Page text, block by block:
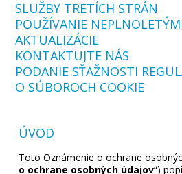
SLUŽBY TRETÍCH STRÁN
POUŽÍVANIE
AKTUALIZÁCIE
KONTAKTUJTE NÁS
PODANIE SŤAŽNOSTI
O SÚBOROCH COOKIE
ÚVOD
Toto Oznámenie o ochrane
o ochrane osobných údajov“)